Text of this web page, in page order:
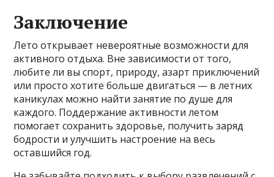
Заключение
Лето открывает невероятные возможности для
активного отдыха. Вне зависимости от того,
любите ли вы спорт, природу, азарт приключений
или просто хотите больше двигаться — в летних
каникулах можно найти занятие по душе для
каждого. Поддержание активности летом
помогает сохранить здоровье, получить заряд
бодрости и улучшить настроение на весь
оставшийся год.